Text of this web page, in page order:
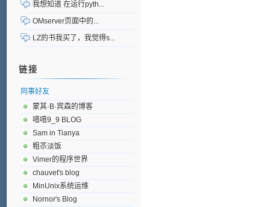
我想知道 在运行pyth...
OMserver页面中的...
LZ的书我买了，我觉得s...
链接
同事好友
蒙其·B·宾森的博客
嘻嘻9_9 BLOG
Sam in Tianya
粗苶淡饭
Vimer的程序世界
chauvet's blog
MinUnix系统运维
Nornor's Blog